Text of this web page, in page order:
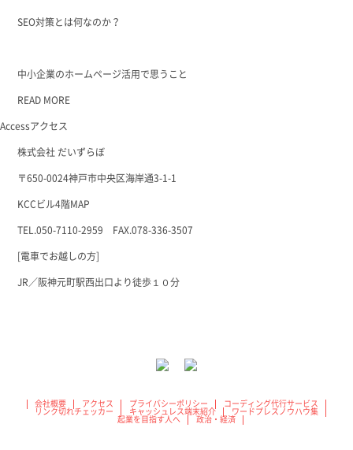
SEO対策とは何なのか？
中小企業のホームページ活用で思うこと
READ MORE
Accessアクセス
株式会社 だいずらぼ
〒650-0024神戸市中央区海岸通3-1-1
KCCビル4階MAP
TEL.050-7110-2959 FAX.078-336-3507
[電車でお越しの方]
JR／阪神元町駅西出口より徒歩１０分
会社概要 アクセス プライバシーポリシー
コーディング代行サービス
リンク切れチェッカー
キャッシュレス端末紹介
ワードプレスノウハウ集
起業を目指す人へ
政治・経済